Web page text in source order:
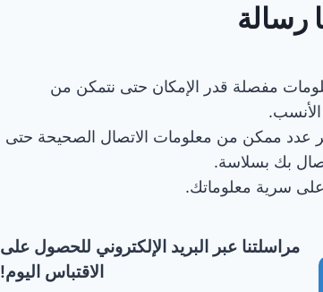
رسالة
مفصلة قدر الإمكان حتى نتمكن من
عدد ممكن من معلومات الاتصال الصحيحة حتى
بك بسلاسة.
على سرية معلوماتك.
مراسلتنا عبر البريد الإلكتروني للحصول على
الاقتباس اليوم!